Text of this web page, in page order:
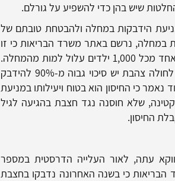
שיש בהן כדי להשפיע על גורלם.
הידבקות במחלה ולהבטחת טובתם של
במחלה, נרשם באתר משרד הבריאות כי זו
עלולה לגרום לסיבוכים קשים בדרכי הנשימה ובמערכת העצבים, וכי אחד מכל 1,000 ילדים עלול למות מהמחלה.
אשר לסיכויי ההידבקות, נרשם באתר כי לאדם שאינו מחוסן הנחשף לחולה צהבת יש סיכוי גבוה מ-90% להידבק
כי החיסון הוא בטוח ויעילותו במניעת
הסיק השופט כי לקטינה, שלא חוסנה נגד חצבת בהגיעה לגיל
החיסון.
עתה, לאור העלייה הדרסטית במספר
הבריאות כי בשנה האחרונה נדבקו בחצבת